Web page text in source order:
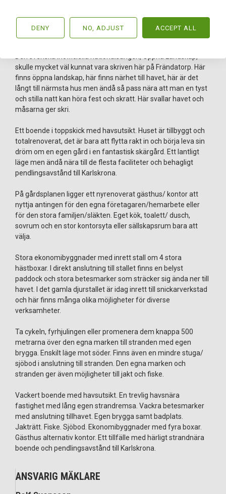
Välkomna till en plats som behöver upplevas.
skulle mycket väl kunnat vara skriven här på Frändatorp. Här
finns öppna landskap, här finns närhet till havet, här är det
långt till närmsta hus men ändå så pass nära att man en tyst
och stilla natt kan höra fest och skratt. Här svallar havet och
måsarna ger skri.
Ett boende i toppskick med havsutsikt. Huset är tillbyggt och
totalrenoverat, det är bara att flytta rakt in och börja leva sin
dröm om en egen gård i en fantastisk skärgård. Ett lantligt
läge men ändå nära till de flesta faciliteter och behagligt
pendlingsavstånd till Karlskrona.
På gårdsplanen ligger ett nyrenoverat gästhus/ kontor att
nyttja antingen för den egna företagaren/hemarbete eller
för den stora familjen/släkten. Eget kök, toalett/ dusch,
sovrum och en stor kontorsyta eller sällskapsrum bara att
välja.
Stora ekonomibyggnader med inrett stall om 4 stora
hästboxar. I direkt anslutning till stallet finns en belyst
paddock och stora betesmarker som sträcker sig ända ner till
havet. I det gamla djurstallet är idag inrett till snickarverkstad
och här finns många olika möjligheter för diverse
verksamheter.
Ta cykeln, fyrhjulingen eller promenera dem knappa 500
metrarna över den egna marken till stranden med egen
brygga. Enskilt läge mot söder. Finns även en mindre stuga/
sjöbod i anslutning till stranden. Den egna marken och
stranden ger även möjligheter till jakt och fiske.
Vackert boende med havsutsikt. En trevlig havsnära
fastighet med lång egen strandremsa. Vackra betesmarker
med anslutning tillhavet. Egen brygga samt badplats.
Jakträtt. Fiske. Sjöbod. Ekonomibyggnader med fyra boxar.
Gästhus alternativ kontor. Ett tillfälle med härligt strandnära
boende och pendlingsavstånd till Karlskrona.
ANSVARIG MÄKLARE
DENY NO, ADJUST ACCEPT ALL